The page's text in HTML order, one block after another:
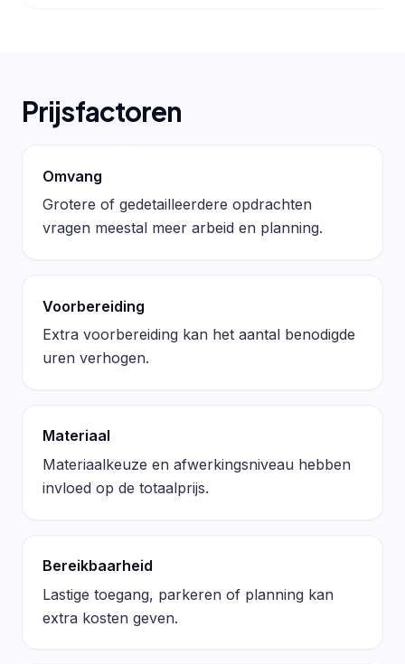
Prijsfactoren
Omvang
Grotere of gedetailleerdere opdrachten
vragen meestal meer arbeid en planning.
Voorbereiding
Extra voorbereiding kan het aantal benodigde
uren verhogen.
Materiaal
Materiaalkeuze en afwerkingsniveau hebben
invloed op de totaalprijs.
Bereikbaarheid
Lastige toegang, parkeren of planning kan
extra kosten geven.